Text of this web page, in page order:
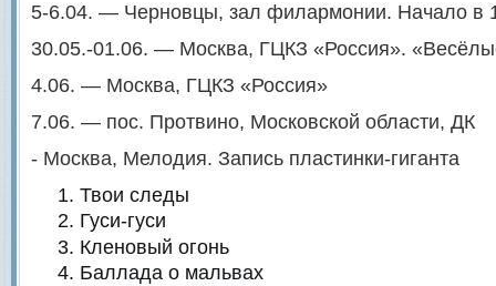
5-6.04. — Черновцы, зал филармонии. Начало в
30.05.-01.06. — Москва, ГЦКЗ «Россия».
4.06. — Москва, ГЦКЗ «Россия»
7.06. — пос. Протвино, Московской области, ДК
- Москва, Мелодия. Запись пластинки-гиганта
Твои следы
Гуси-гуси
Кленовый огонь
Баллада о мальвах